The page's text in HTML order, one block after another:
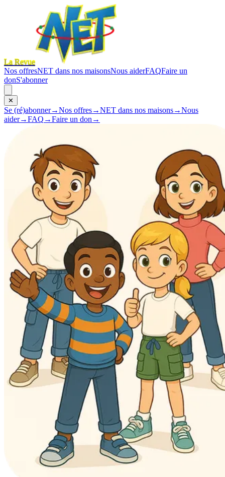
La Revue
Nos offresNET dans nos maisonsNous aiderFAQFaire un
donS'abonner
✕
Se (ré)abonner→Nos offres→NET dans nos maisons→Nous
aider→FAQ →Faire un don →